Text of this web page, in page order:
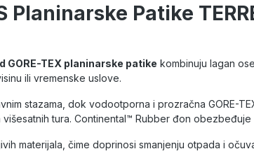
Patike
GORE-TEX planinarske patike kombinuju lagan
ili vremenske uslove.
stazama, dok vodootporna i prozračna GORE-
tura. Continental™ Rubber đon
materijala, čime doprinosi smanjenju otpada i